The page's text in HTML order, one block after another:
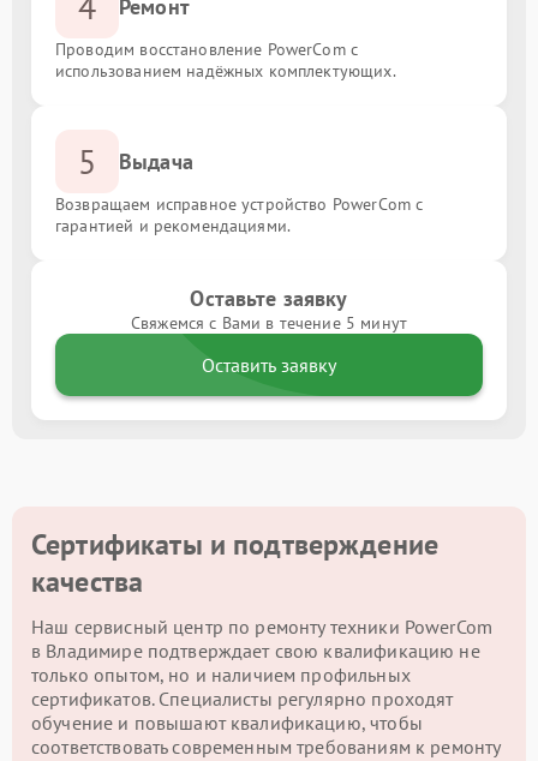
Ремонт
Проводим восстановление PowerCom с
использованием надёжных комплектующих.
5 Выдача
Возвращаем исправное устройство PowerCom с
гарантией и рекомендациями.
Оставьте заявку
Свяжемся с Вами в течение 5 минут
Оставить заявку
Сертификаты и подтверждение
качества
Наш сервисный центр по ремонту техники PowerCom
в Владимире подтверждает свою квалификацию не
только опытом, но и наличием профильных
сертификатов. Специалисты регулярно проходят
обучение и повышают квалификацию, чтобы
соответствовать современным требованиям к ремонту